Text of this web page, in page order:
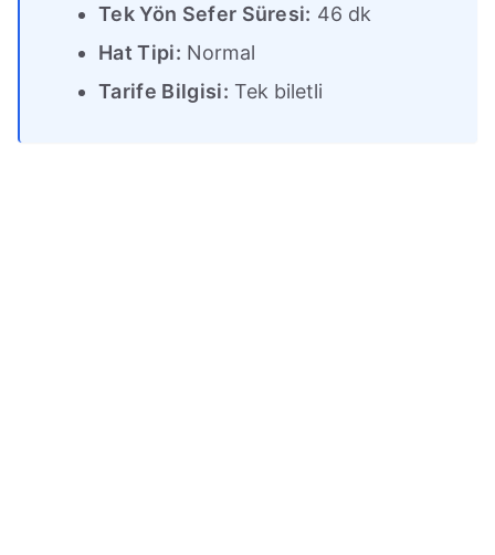
Tek Yön Sefer Süresi: 46 dk
Hat Tipi: Normal
Tarife Bilgisi: Tek biletli